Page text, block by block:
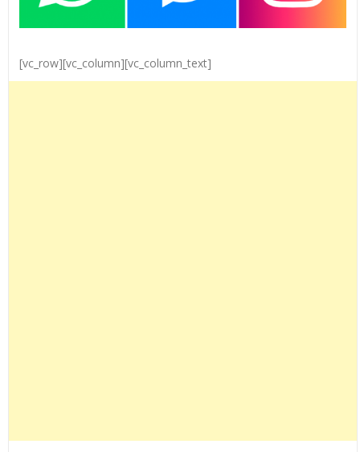
[vc_row][vc_column][vc_column_text]